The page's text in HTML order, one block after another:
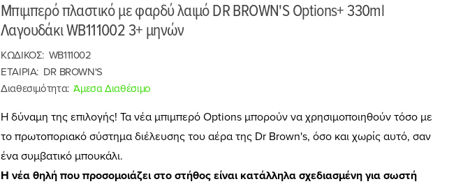
Μπιμπερό πλαστικό με φαρδύ λαιμό DR BROWN'S Options+ 330ml
Λαγουδάκι WB111002 3+ μηνών
ΚΩΔΙΚΟΣ: WB111002
ΕΤΑΙΡΙΑ: DR BROWN'S
Διαθεσιμότητα: Άμεσα Διαθέσιμο
Η δύναμη της επιλογής! Τα νέα μπιμπερό Options μπορούν να χρησιμοποιηθούν τόσο με
το πρωτοποριακό σύστημα διέλευσης του αέρα της Dr Brown's, όσο και χωρίς αυτό, σαν
ένα συμβατικό μπουκάλι.
Η νέα θηλή που προσομοιάζει στο στήθος είναι κατάλληλα σχεδιασμένη για σωστή